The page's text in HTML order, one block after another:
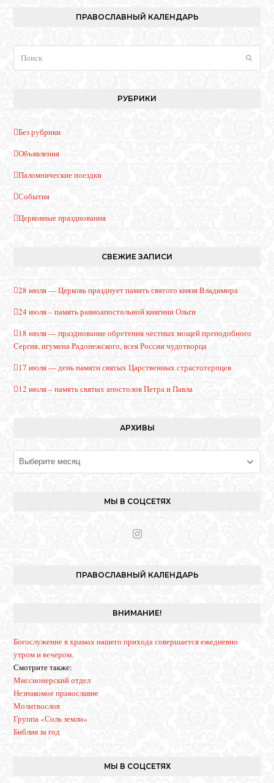
ПРАВОСЛАВНЫЙ КАЛЕНДАРЬ
РУБРИКИ
Без рубрики
Объявления
Паломнические поездки
События
Церковные празднования
СВЕЖИЕ ЗАПИСИ
28 июля — Церковь празднует память святого князя Владимира
24 июля – память равноапостольной княгини Ольги
18 июля — празднование обретения честных мощей преподобного
Сергия, игумена Радонежского, всея России чудотворца
17 июля — день памяти святых Царственных страстотерпцев
12 июля – память святых апостолов Петра и Павла
АРХИВЫ
Архивы
МЫ В СОЦСЕТЯХ
I
t
a
ПРАВОСЛАВНЫЙ КАЛЕНДАРЬ
ВНИМАНИЕ!
Богослужение в храмах нашего прихода совершается ежедневно
утром и вечером.
Смотрите также:
Миссионерский отдел
Незнакомое православие
Молитвослов
Группа «Соль земли»
Библия за год
МЫ В СОЦСЕТЯХ